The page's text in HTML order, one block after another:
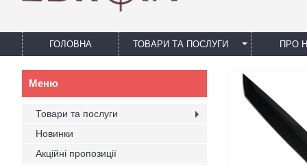
ГОЛОВНА ТОВАРИ ТА ПОСЛУГИ ПРО
Товари та послуги
Новинки
Акційні пропозиції